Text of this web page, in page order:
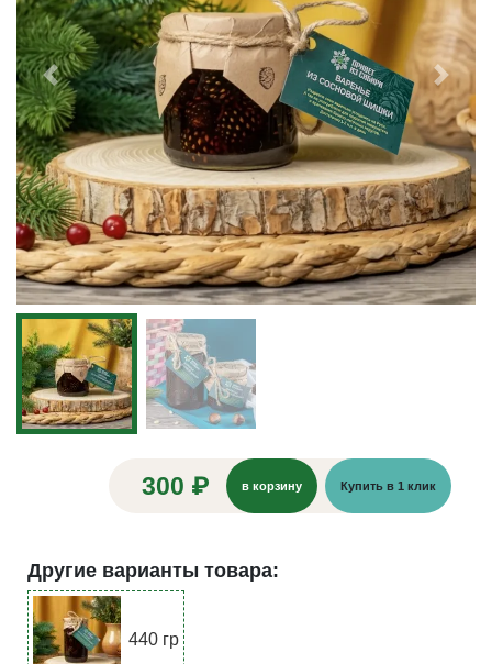
Previous Next
300 ₽ в корзину Купить в 1 клик
Другие варианты товара:
440 гр